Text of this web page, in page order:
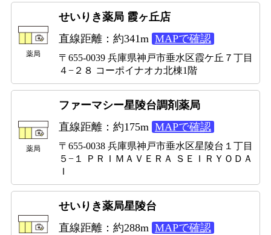
薬局
せいりき薬局 霞ヶ丘店
直線距離：約341m MAPで確認
〒655-0039 兵庫県神戸市垂水区霞ケ丘７丁目
４−２８ コーポイナオカ北棟1階
薬局
ファーマシー星陵台調剤薬局
直線距離：約175m MAPで確認
〒655-0038 兵庫県神戸市垂水区星陵台１丁目
５−１ ＰＲＩＭＡＶＥＲＡ ＳＥＩＲＹＯＤＡ
Ｉ
せいりき薬局星陵台
直線距離：約288m MAPで確認